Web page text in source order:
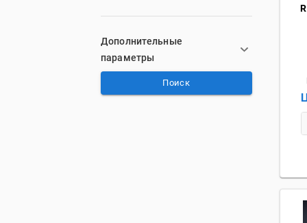
Дополнительные
параметры
Поиск